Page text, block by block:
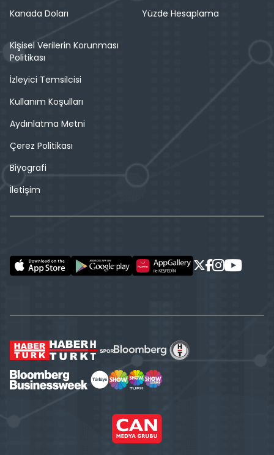
Kanada Doları
Yüzde Hesaplama
Kişisel Verilerin Korunması
Politikası
İzleyici Temsilcisi
Kullanım Koşulları
Aydınlatma Metni
Çerez Politikası
Biyografi
İletişim